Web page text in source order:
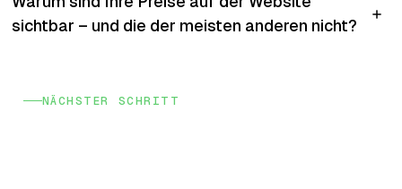
sichtbar – und die der meisten anderen nicht?
NÄCHSTER SCHRITT